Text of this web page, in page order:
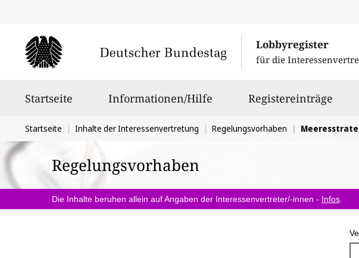
Lobbyregister
für die
Startseite Informationen/Hilfe Registereinträge
Sie
befinden
sich
hier:
Startseite Inhalte der Interessenvertretung Regelungsvorhaben
Regelungsvorhaben
Die Inhalte beruhen allein auf Angaben der Interessenvertreter/-innen - Infos